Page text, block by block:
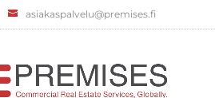
asiakaspalvelu@premises.fi